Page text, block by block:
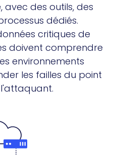
avec des outils, des
dédiés.
critiques de
doivent comprendre
environnements
les failles du point